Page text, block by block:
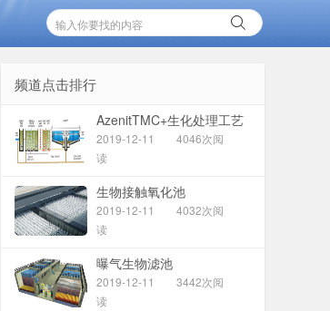
频道点击排行
AzenitTMC+生化处理工艺
2019-12-11
4046次阅
读
生物接触氧化池
2019-12-11
4032次阅
读
曝气生物滤池
2019-12-11
3442次阅
读